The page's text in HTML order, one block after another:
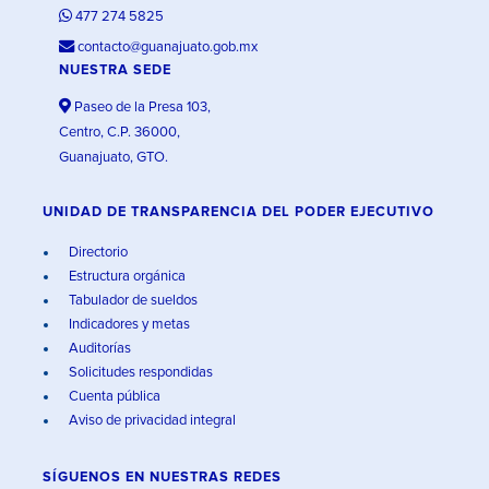
477 274 5825
contacto@guanajuato.gob.mx
NUESTRA SEDE
Paseo de la Presa 103,
Centro, C.P. 36000,
Guanajuato, GTO.
UNIDAD DE TRANSPARENCIA DEL PODER EJECUTIVO
Directorio
Estructura orgánica
Tabulador de sueldos
Indicadores y metas
Auditorías
Solicitudes respondidas
Cuenta pública
Aviso de privacidad integral
SÍGUENOS EN NUESTRAS REDES